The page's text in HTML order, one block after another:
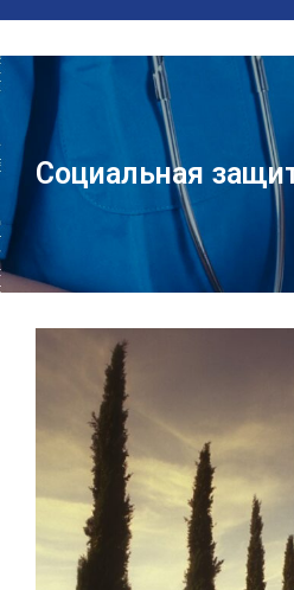
Социальная